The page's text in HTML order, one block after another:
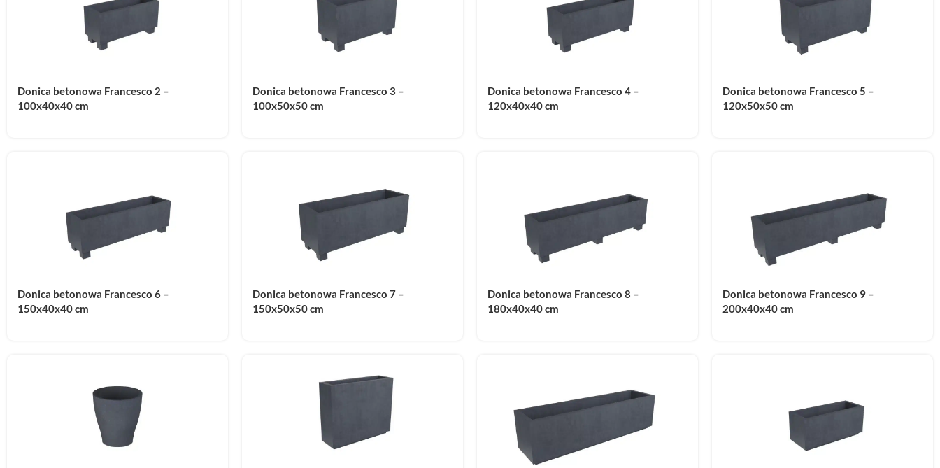
Donica betonowa Francesco 2 –
100x40x40 cm
Donica betonowa Francesco 3 –
100x50x50 cm
Donica betonowa Francesco 4 –
120x40x40 cm
Donica betonowa Francesco 5 –
120x50x50 cm
Donica betonowa Francesco 6 –
150x40x40 cm
Donica betonowa Francesco 7 –
150x50x50 cm
Donica betonowa Francesco 8 –
180x40x40 cm
Donica betonowa Francesco 9 –
200x40x40 cm